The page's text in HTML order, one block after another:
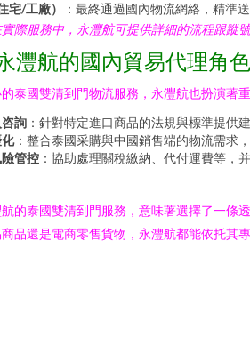
宅/工廠）
：最終通過國內物流網絡，精準
際服務中，永灃航可提供詳細的流程跟蹤
灃航的國內貿易代理角
泰國雙清到門物流服務，永灃航也扮演著
詢 ：針對特定進口商品的法規與標準提供建
：整合泰國采購與中國銷售端的物流需求
管控 ：協助處理關稅繳納、代付運費等，
的泰國雙清到門服務，意味著選擇了一條
品還是電商零售貨物，永灃航都能依托其